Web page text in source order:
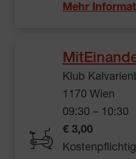
Mehr
Klub
1170 Wien
09:30 – 10:30
€ 3,00